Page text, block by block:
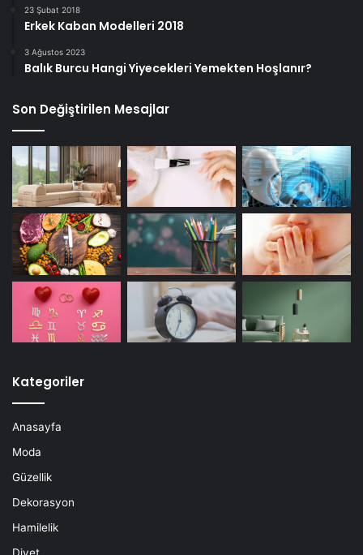
23 Şubat 2018
Erkek Kaban Modelleri 2018
3 Ağustos 2023
Balık Burcu Hangi Yiyecekleri Yemekten Hoşlanır?
Son Değiştirilen Mesajlar
Kategoriler
Anasayfa
Moda
Güzellik
Dekorasyon
Hamilelik